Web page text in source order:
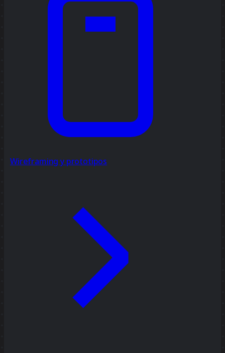
Wireframing y prototipos